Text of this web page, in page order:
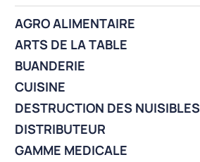
AGRO ALIMENTAIRE
ARTS DE LA TABLE
BUANDERIE
CUISINE
DESTRUCTION DES NUISIBLES
DISTRIBUTEUR
GAMME MEDICALE